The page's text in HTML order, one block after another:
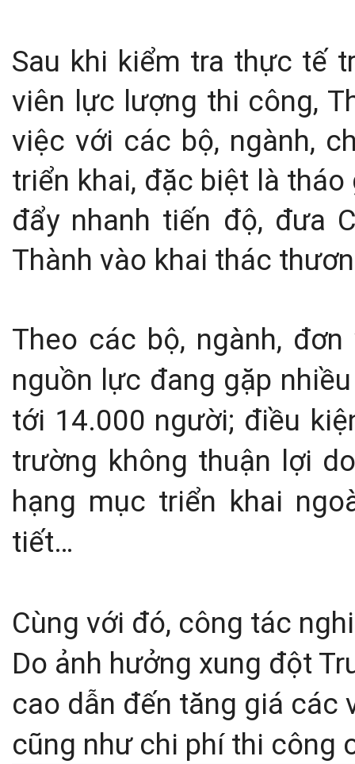
Sau khi kiểm tra thực tế
viên lực lượng thi công,
việc với các bộ, ngành,
triển khai, đặc biệt là
đẩy nhanh tiến độ, đưa
Thành vào khai thác
Theo các bộ, ngành,
nguồn lực đang gặp
tới 14.000 người; điều
trường không thuận lợi
hạng mục triển khai
tiết…
Cùng với đó, công tác
Do ảnh hưởng xung đột
cao dẫn đến tăng giá các
cũng như chi phí thi công